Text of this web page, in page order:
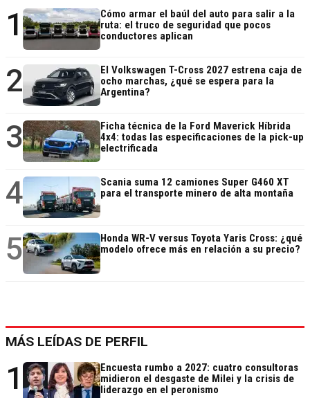
1
Cómo armar el baúl del auto para salir a la
ruta: el truco de seguridad que pocos
conductores aplican
2
El Volkswagen T-Cross 2027 estrena caja de
ocho marchas, ¿qué se espera para la
Argentina?
3
Ficha técnica de la Ford Maverick Híbrida
4x4: todas las especificaciones de la pick-up
electrificada
4
Scania suma 12 camiones Super G460 XT
para el transporte minero de alta montaña
5
Honda WR-V versus Toyota Yaris Cross: ¿qué
modelo ofrece más en relación a su precio?
MÁS LEÍDAS DE PERFIL
1
Encuesta rumbo a 2027: cuatro consultoras
midieron el desgaste de Milei y la crisis de
liderazgo en el peronismo